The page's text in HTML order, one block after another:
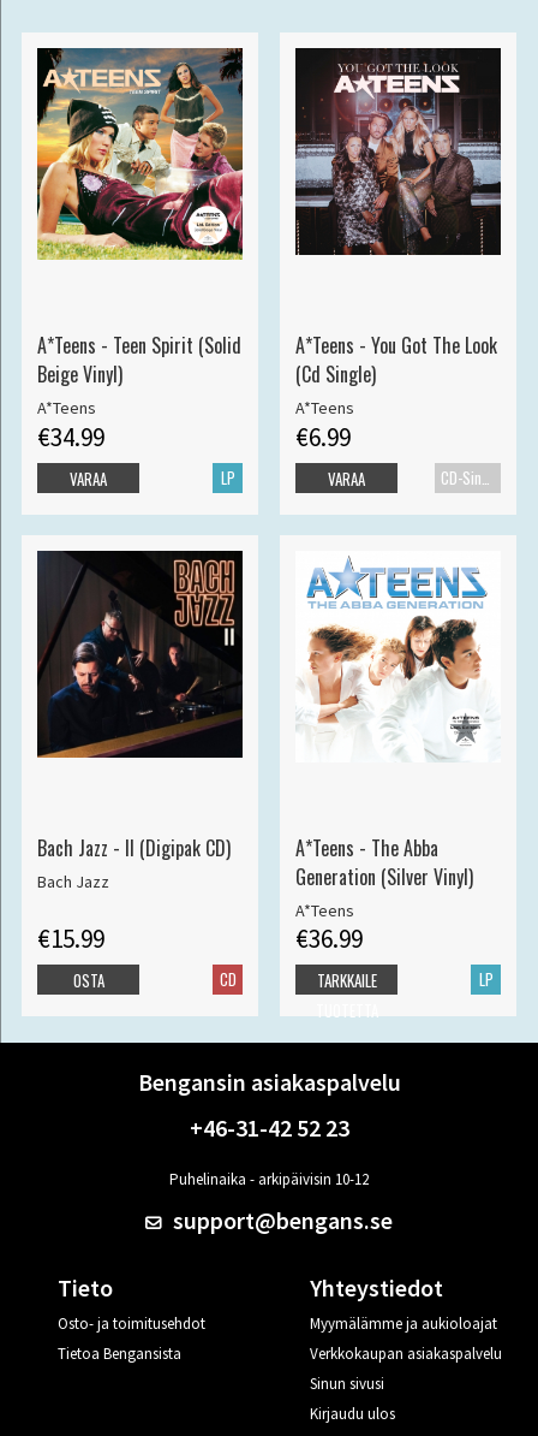
A*Teens - Teen Spirit (Solid
Beige Vinyl)
A*Teens
€34.99
LP
VARAA
A*Teens - You Got The Look
(Cd Single)
A*Teens
€6.99
VARAA
Bach Jazz - II (Digipak CD)
Bach Jazz
€15.99
CD
OSTA
A*Teens - The Abba
Generation (Silver Vinyl)
A*Teens
€36.99
LP
TARKKAILE
TUOTETTA
Bengansin asiakaspalvelu
+46-31-42 52 23
Puhelinaika - arkipäivisin 10-12
support@bengans.se
Tieto
Osto- ja toimitusehdot
Tietoa Bengansista
Yhteystiedot
Myymälämme ja aukioloajat
Verkkokaupan asiakaspalvelu
Sinun sivusi
Kirjaudu ulos